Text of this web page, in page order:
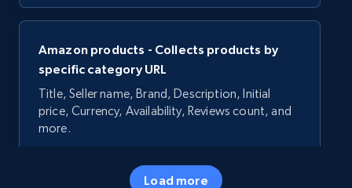
Amazon products - Collects products by
specific category URL
Title, Seller name, Brand, Description, Initial
price, Currency, Availability, Reviews count, and
more.
5.7K+
Load more